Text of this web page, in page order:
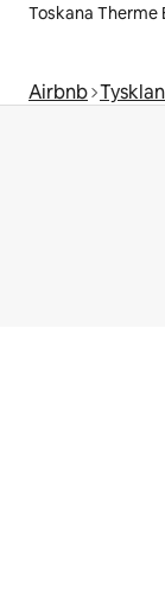
Toskana Therme
Airbnb